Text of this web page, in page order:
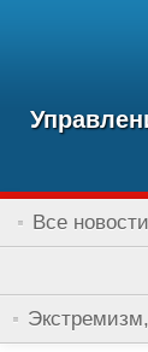
Все новости